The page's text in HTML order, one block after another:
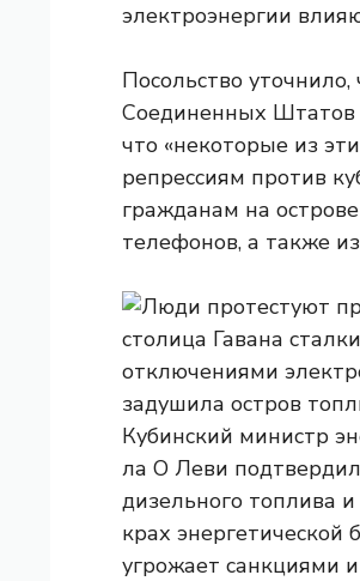
электроэнергии
Посольство
Соединенных Штатов
что «некоторые из
репрессиям против
гражданам на
телефонов, а также
Кубинский министр
ла О Леви подтвердил
дизельного топлива
крах энергетической
угрожает санкциями